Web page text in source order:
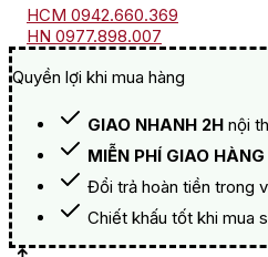
HCM 0942.660.369
HN 0977.898.007
Quyền lợi khi mua hàng
GIAO NHANH 2H nội
MIỄN PHÍ GIAO HÀNG
Đổi trả hoàn tiền trong
Chiết khấu tốt khi mua